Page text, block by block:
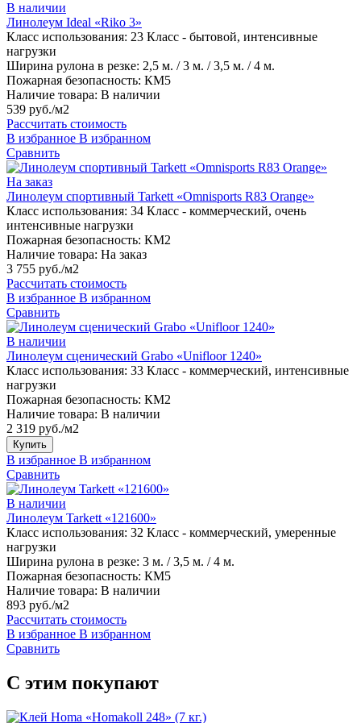
В наличии
Линолеум Ideal «Riko 3»
Класс использования: 23 Класс - бытовой, интенсивные
нагрузки
Ширина рулона в резке: 2,5 м. / 3 м. / 3,5 м. / 4 м.
Пожарная безопасность: КМ5
Наличие товара: В наличии
539 руб./м2
Рассчитать стоимость
В избранное В избранном
Сравнить
На заказ
Линолеум спортивный Tarkett «Omnisports R83 Orange»
Класс использования: 34 Класс - коммерческий, очень
интенсивные нагрузки
Пожарная безопасность: КМ2
Наличие товара: На заказ
3 755 руб./м2
Рассчитать стоимость
В избранное В избранном
Сравнить
В наличии
Линолеум сценический Grabo «Unifloor 1240»
Класс использования: 33 Класс - коммерческий, интенсивные
нагрузки
Пожарная безопасность: КМ2
Наличие товара: В наличии
2 319 руб./м2
Купить
В избранное В избранном
Сравнить
В наличии
Линолеум Tarkett «121600»
Класс использования: 32 Класс - коммерческий, умеренные
нагрузки
Ширина рулона в резке: 3 м. / 3,5 м. / 4 м.
Пожарная безопасность: КМ5
Наличие товара: В наличии
893 руб./м2
Рассчитать стоимость
В избранное В избранном
Сравнить
С этим покупают